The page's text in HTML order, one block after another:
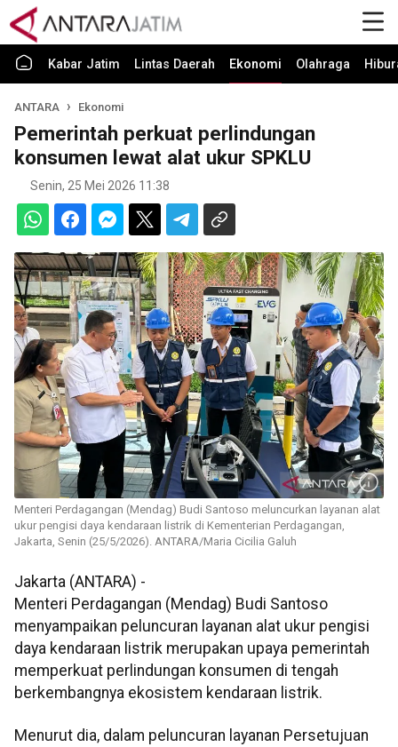
Kabar Jatim Lintas Daerah Ekonomi Olahraga
ANTARA Ekonomi
Pemerintah perkuat perlindungan
konsumen lewat alat ukur SPKLU
Senin, 25 Mei 2026 11:38
Menteri Perdagangan (Mendag) Budi Santoso meluncurkan layanan alat
ukur pengisi daya kendaraan listrik di Kementerian Perdagangan,
Jakarta, Senin (25/5/2026). ANTARA/Maria Cicilia Galuh
Jakarta (ANTARA) -
Menteri Perdagangan (Mendag) Budi Santoso
menyampaikan peluncuran layanan alat ukur pengisi
daya kendaraan listrik merupakan upaya pemerintah
memperkuat perlindungan konsumen di tengah
berkembangnya ekosistem kendaraan listrik.
Menurut dia, dalam peluncuran layanan Persetujuan